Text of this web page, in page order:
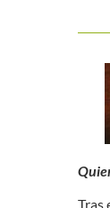
Tras